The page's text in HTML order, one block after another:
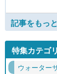
記事をもっ
特集カテゴ
ウォーター